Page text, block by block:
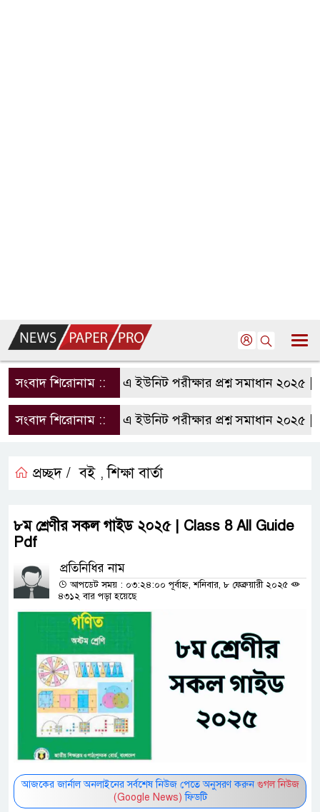
সংবাদ শিরোনাম ::রাবি এ ইউনিট পরীক্ষার প্রশ্ন সমাধান ২০২৫ |
সংবাদ শিরোনাম ::রাবি এ ইউনিট পরীক্ষার প্রশ্ন সমাধান ২০২৫ |
প্রচ্ছদ / বই ,শিক্ষা বার্তা
৮ম শ্রেণীর সকল গাইড ২০২৫ | Class 8 All Guide
Pdf
প্রতিনিধির নাম
আপডেট সময় : ০৩:২৪:০০ পূর্বাহ্ন, শনিবার, ৮ ফেব্রুয়ারী ২০২৫
৪৩১২ বার পড়া হয়েছে
আজকের জার্নাল অনলাইনের সর্বশেষ নিউজ পেতে অনুসরণ করুন গুগল নিউজ
(Google News) ফিডটি